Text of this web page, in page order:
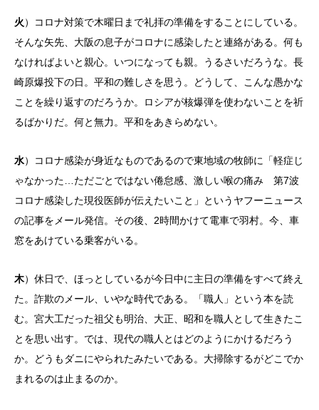
火）コロナ対策で木曜日まで礼拝の準備をすることにしている。
そんな矢先、大阪の息子がコロナに感染したと連絡がある。何も
なければよいと親心。いつになっても親。うるさいだろうな。長
崎原爆投下の日。平和の難しさを思う。どうして、こんな愚かな
ことを繰り返すのだろうか。ロシアが核爆弾を使わないことを祈
るばかりだ。何と無力。平和をあきらめない。
水）コロナ感染が身近なものであるので東地域の牧師に「軽症じ
ゃなかった…ただごとではない倦怠感、激しい喉の痛み 第7波
コロナ感染した現役医師が伝えたいこと」というヤフーニュース
の記事をメール発信。その後、2時間かけて電車で羽村。今、車
窓をあけている乗客がいる。
木）休日で、ほっとしているが今日中に主日の準備をすべて終え
た。詐欺のメール、いやな時代である。「職人」という本を読
む。宮大工だった祖父も明治、大正、昭和を職人として生きたこ
とを思い出す。では、現代の職人とはどのようにかけるだろう
か。どうもダニにやられたみたいである。大掃除するがどこでか
まれるのは止まるのか。